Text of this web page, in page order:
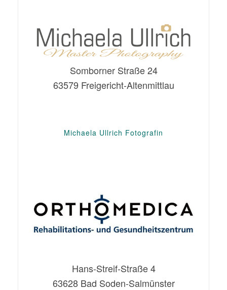
Somborner Straße 24
63579 Freigericht-Altenmittlau
Michaela Ullrich Fotografin
Hans-Streif-Straße 4
63628 Bad Soden-Salmünster